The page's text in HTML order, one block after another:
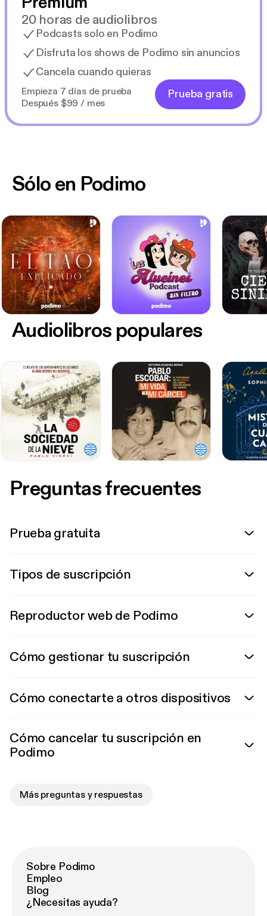
20 horas de audiolibros
Podcasts solo en Podimo
Disfruta los shows de Podimo sin anuncios
Cancela cuando quieras
Empieza 7 días de prueba
Después $99 / mes
Prueba gratis
Sólo en Podimo
Audiolibros populares
Preguntas frecuentes
Prueba gratuita
Tipos de suscripción
Reproductor web de Podimo
Cómo gestionar tu suscripción
Cómo conectarte a otros dispositivos
Cómo cancelar tu suscripción en
Podimo
Más preguntas y respuestas
Sobre Podimo
Empleo
Blog
¿Necesitas ayuda?